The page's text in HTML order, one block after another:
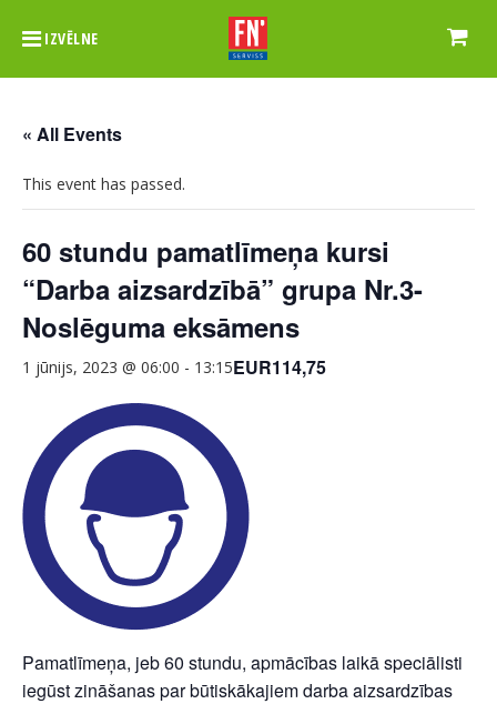
IZVĒLNE
« All Events
This event has passed.
60 stundu pamatlīmeņa kursi
“Darba aizsardzībā” grupa Nr.3-
Noslēguma eksāmens
1 jūnijs, 2023 @ 06:00 - 13:15EUR114,75
Pamatlīmeņa, jeb 60 stundu, apmācības laikā speciālisti
iegūst zināšanas par būtiskākajiem darba aizsardzības